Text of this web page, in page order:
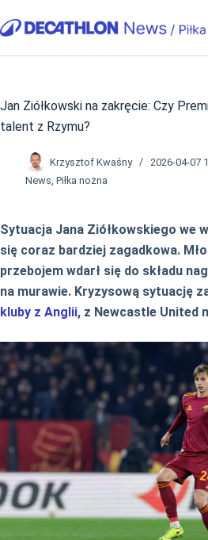
do
Jan Ziółkowski na zakręcie: Czy
talent z Rzymu?
Krzysztof Kwaśny
2026-04-07
News, Piłka nożna
Sytuacja Jana Ziółkowskiego we
się coraz bardziej zagadkowa.
przebojem wdarł się do składu
na murawie. Kryzysową sytuację
kluby z Anglii, z Newcastle United